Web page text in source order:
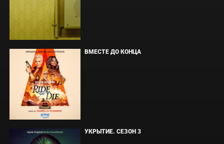
ВМЕСТЕ ДО КОНЦА
УКРЫТИЕ. СЕЗОН 3